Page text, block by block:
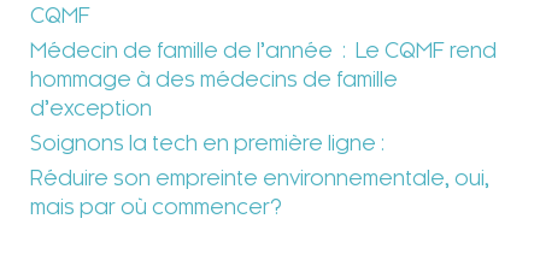
CQMF
Médecin de famille de l’année : Le CQMF rend
hommage à des médecins de famille
d’exception
Soignons la tech en première ligne :
Réduire son empreinte environnementale, oui,
mais par où commencer?